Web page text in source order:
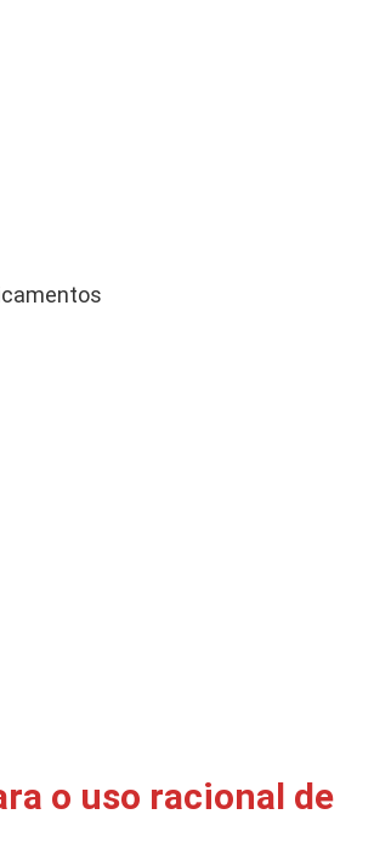
o uso racional de